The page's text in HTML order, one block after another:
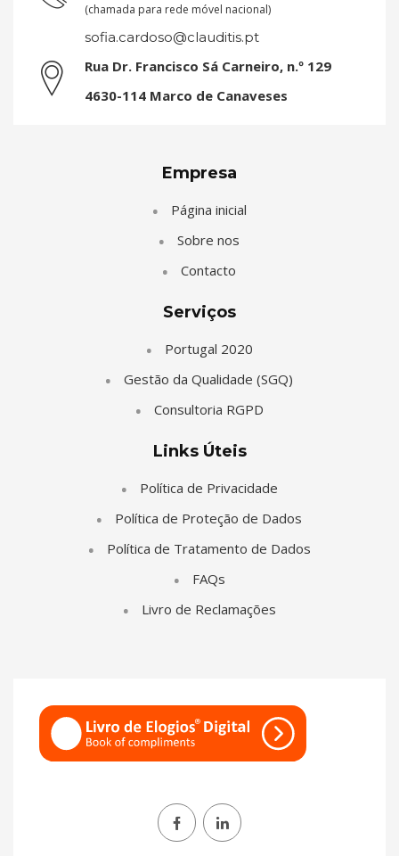
(chamada para rede móvel nacional)
sofia.cardoso@clauditis.pt
Rua Dr. Francisco Sá Carneiro, n.º 129
4630-114 Marco de Canaveses
Empresa
Página inicial
Sobre nos
Contacto
Serviços
Portugal 2020
Gestão da Qualidade (SGQ)
Consultoria RGPD
Links Úteis
Política de Privacidade
Política de Proteção de Dados
Política de Tratamento de Dados
FAQs
Livro de Reclamações